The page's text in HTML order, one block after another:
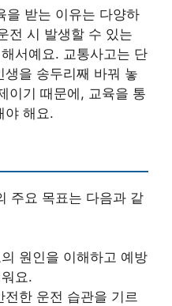
을 받는 이유는 다양하
전 시 발생할 수 있는
서예요. 교통사고는 단
을 송두리째 바꿔 놓
이기 때문에, 교육을 통
야 해요.
주요 목표는 다음과 같
원인을 이해하고 예방
요.
한 운전 습관을 기르